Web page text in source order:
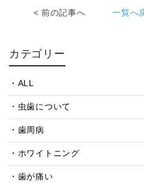
< 前の記事へ 一覧へ
カテゴリー
ALL
虫歯について
歯周病
ホワイトニング
歯が痛い